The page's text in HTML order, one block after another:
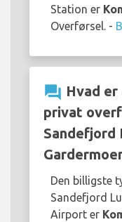
Station er
Overførsel. -
question_answer Hvad
privat
Sandefjord
Den billigste
Sandefjord
Airport er